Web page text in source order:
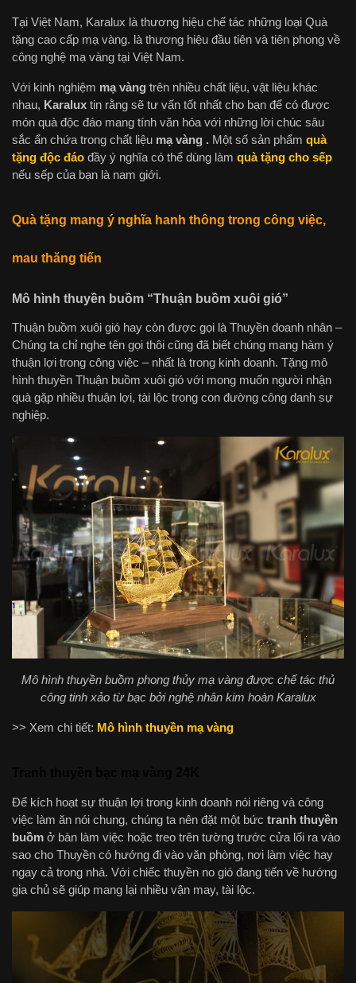
Tại Việt Nam, Karalux là thương hiệu chế tác những loại Quà
tặng cao cấp mạ vàng. là thương hiệu đầu tiên và tiên phong về
công nghệ mạ vàng tại Việt Nam.
Với kinh nghiệm mạ vàng trên nhiều chất liệu, vật liệu khác
nhau, Karalux tin rằng sẽ tư vấn tốt nhất cho bạn để có được
món quà độc đáo mang tính văn hóa với những lời chúc sâu
sắc ẩn chứa trong chất liệu mạ vàng . Một số sản phẩm quà
tặng độc đáo đầy ý nghĩa có thể dùng làm quà tặng cho sếp
nếu sếp của bạn là nam giới.
Quà tặng mang ý nghĩa hanh thông trong công việc,
mau thăng tiến
Mô hình thuyền buồm “Thuận buồm xuôi gió”
Thuận buồm xuôi gió hay còn được gọi là Thuyền doanh nhân –
Chúng ta chỉ nghe tên gọi thôi cũng đã biết chúng mang hàm ý
thuận lợi trong công việc – nhất là trong kinh doanh. Tặng mô
hình thuyền Thuận buồm xuôi gió với mong muốn người nhận
quà gặp nhiều thuận lợi, tài lộc trong con đường công danh sự
nghiệp.
Mô hình thuyền buồm phong thủy mạ vàng được chế tác thủ
công tinh xảo từ bạc bởi nghệ nhân kim hoàn Karalux
>> Xem chi tiết: Mô hình thuyền mạ vàng
Để kích hoạt sự thuận lợi trong kinh doanh nói riêng và công
việc làm ăn nói chung, chúng ta nên đặt một bức tranh thuyền
buồm ở bàn làm việc hoặc treo trên tường trước cửa lối ra vào
sao cho Thuyền có hướng đi vào văn phòng, nơi làm việc hay
ngay cả trong nhà. Với chiếc thuyền no gió đang tiến về hướng
gia chủ sẽ giúp mang lại nhiều vận may, tài lộc.